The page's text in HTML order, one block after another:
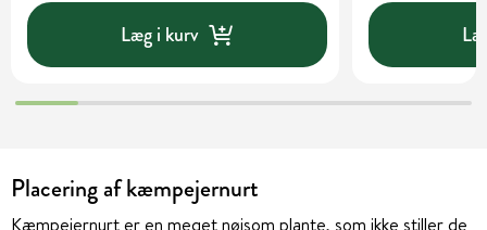
Læg i kurv
Placering af kæmpejernurt
Kæmpejernurt er en meget nøjsom plante, som ikke stiller de